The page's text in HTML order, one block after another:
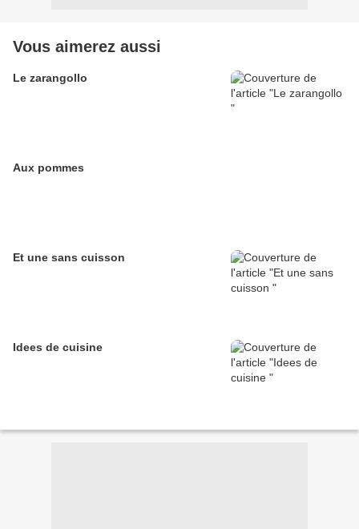
Vous aimerez aussi
Le zarangollo
Aux pommes
Et une sans cuisson
Idees de cuisine